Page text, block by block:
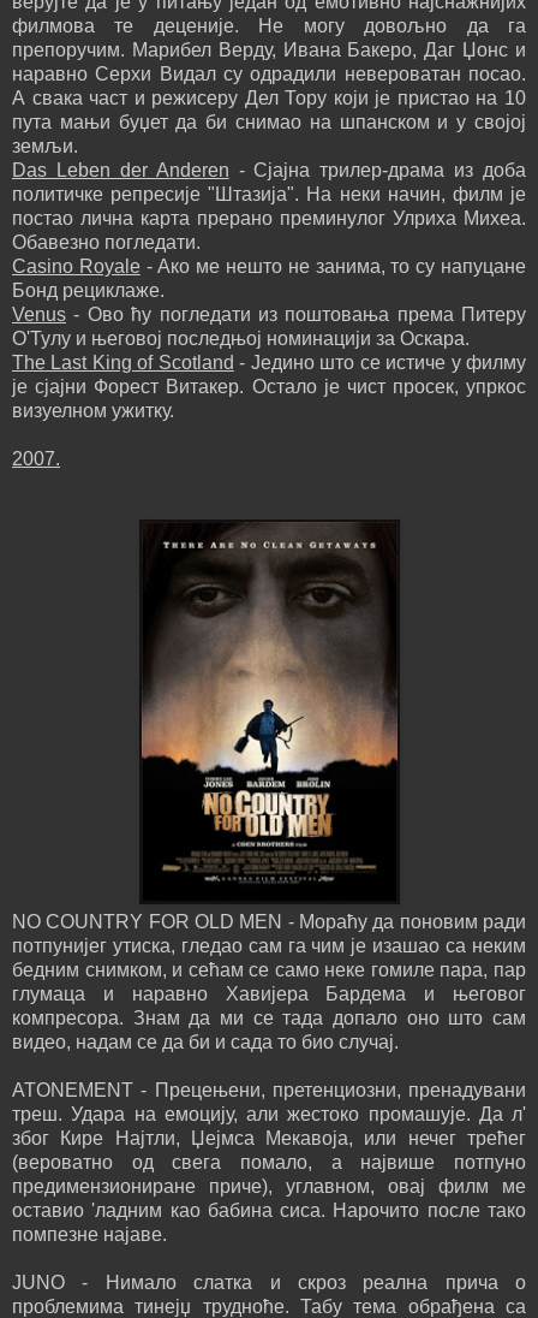
филмова те деценије. Не могу довољно да га
препоручим. Марибел Верду, Ивана Бакеро, Даг Џонс и
наравно Серхи Видал су одрадили невероватан посао.
А свака част и режисеру Дел Тору који је пристао на 10
пута мањи буџет да би снимао на шпанском и у својој
земљи.
Das Leben der Anderen - Сјајна трилер-драма из доба
политичке репресије "Штазија". На неки начин, филм је
постао лична карта прерано преминулог Улриха Михеа.
Обавезно погледати.
Casino Royale- Ако ме нешто не занима, то су напуцане
Бонд рециклаже.
Venus - Ово ћу погледати из поштовања према Питеру
О'Тулу и његовој последњој номинацији за Оскара.
The Last King of Scotland - Једино што се истиче у филму
је сјајни Форест Витакер. Остало је чист просек, упркос
визуелном ужитку.
2007.
NO COUNTRY FOR OLD MEN - Мораћу да поновим ради
потпунијег утиска, гледао сам га чим је изашао са неким
бедним снимком, и сећам се само неке гомиле пара, пар
глумаца и наравно Хавијера Бардема и његовог
компресора. Знам да ми се тада допало оно што сам
видео, надам се да би и сада то био случај.
ATONEMENT - Прецењени, претенциозни, пренадувани
треш. Удара на емоцију, али жестоко промашује. Да л'
због Кире Најтли, Џејмса Мекавоја, или нечег трећег
(вероватно од свега помало, а највише потпуно
предимензиониране приче), углавном, овај филм ме
оставио 'ладним као бабина сиса. Нарочито после тако
помпезне најаве.
JUNO - Нимало слатка и скроз реална прича о
проблемима тинејџ трудноће. Табу тема обрађена са